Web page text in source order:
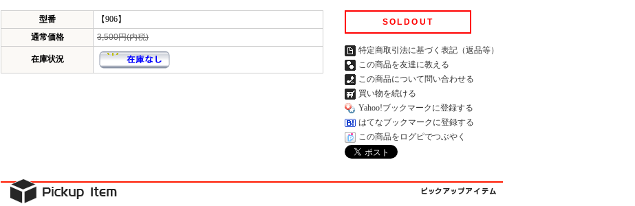
型番
【906】
通常価格
3,500円(内税)
在庫状況
SOLDOUT
特定商取引法に基づく表記（返品等）
この商品を友達に教える
この商品について問い合わせる
買い物を続ける
Yahoo!ブックマークに登録する
はてなブックマークに登録する
この商品をログピでつぶやく